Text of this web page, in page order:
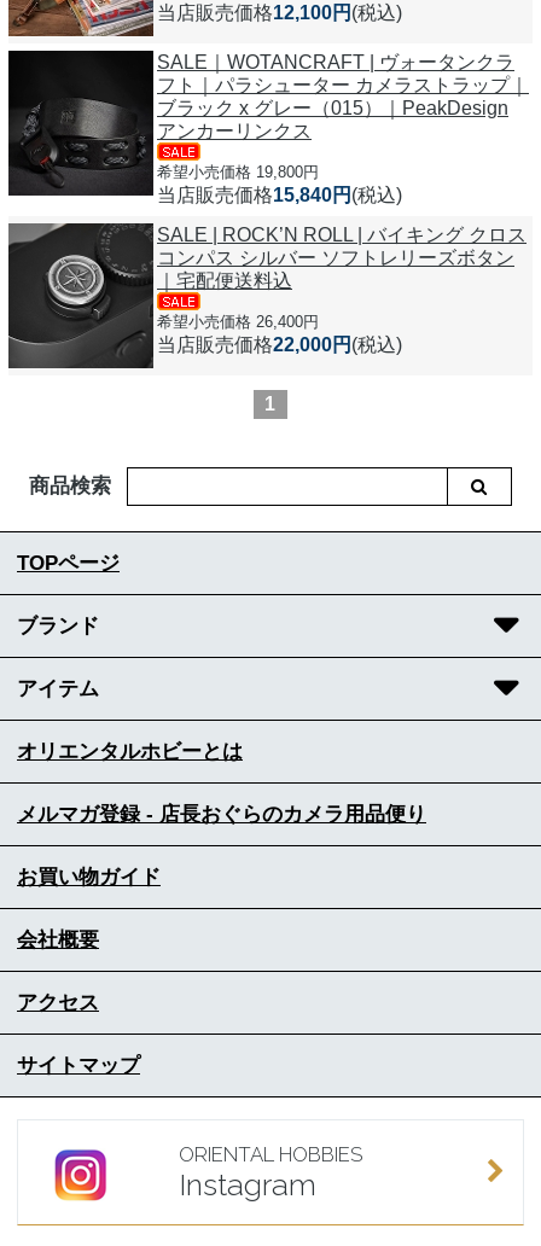
当店販売価格12,100円 (税込)
SALE｜WOTANCRAFT | ヴォータンクラ
フト｜パラシューター カメラストラップ｜
ブラック x グレー（015）｜PeakDesign
アンカーリンクス
希望小売価格 19,800円
当店販売価格15,840円 (税込)
SALE | ROCK’N ROLL | バイキング クロス
コンパス シルバー ソフトレリーズボタン
｜宅配便送料込
希望小売価格 26,400円
当店販売価格22,000円 (税込)
1
商品検索
TOPページ
ブランド
アイテム
オリエンタルホビーとは
メルマガ登録 - 店長おぐらのカメラ用品便り
お買い物ガイド
会社概要
アクセス
サイトマップ
ORIENTAL HOBBIES
Instagram